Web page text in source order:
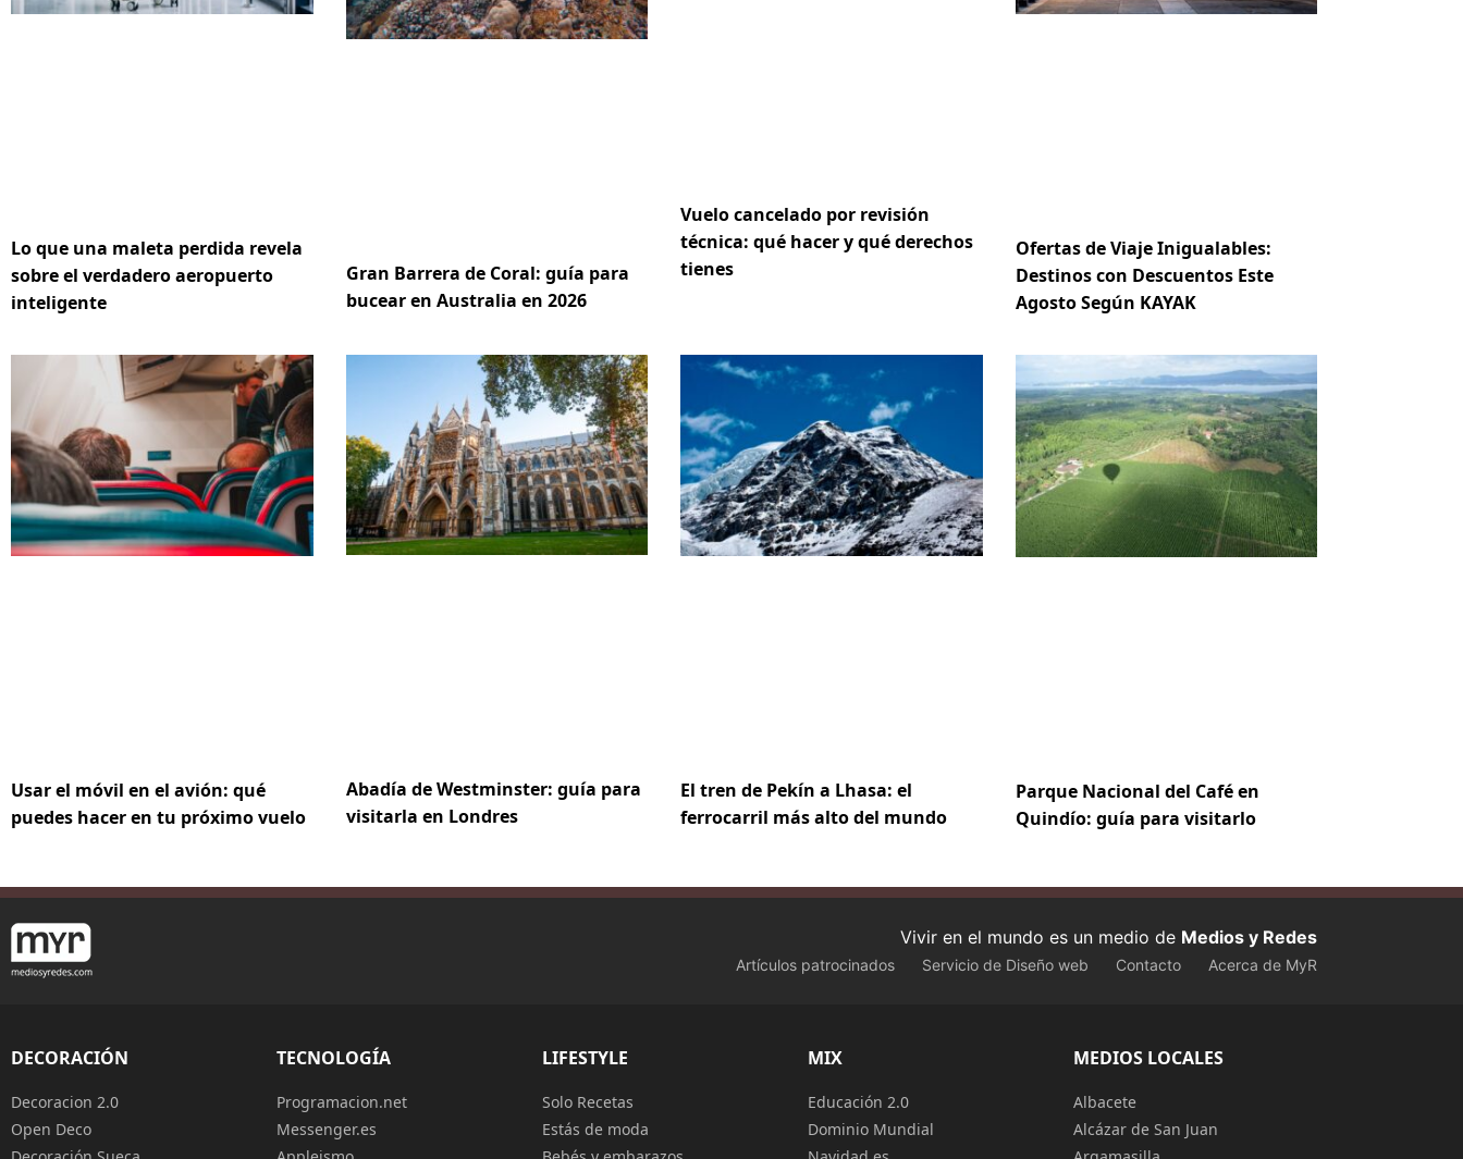
Lo que una maleta perdida revela
sobre el verdadero aeropuerto
inteligente
Gran Barrera de Coral: guía para
bucear en Australia en 2026
Vuelo cancelado por revisión
técnica: qué hacer y qué derechos
tienes
Ofertas de Viaje Inigualables:
Destinos con Descuentos Este
Agosto Según KAYAK
Usar el móvil en el avión: qué
puedes hacer en tu próximo vuelo
Abadía de Westminster: guía para
visitarla en Londres
El tren de Pekín a Lhasa: el
ferrocarril más alto del mundo
Parque Nacional del Café en
Quindío: guía para visitarlo
Vivir en el mundo es un medio de Medios y Redes
Artículos patrocinados Servicio de Diseño web Contacto Acerca de MyR
DECORACIÓN
Decoracion 2.0
Open Deco
TECNOLOGÍA
Programacion.net
Messenger.es
LIFESTYLE
Solo Recetas
Estás de moda
MIX
Educación 2.0
Dominio Mundial
MEDIOS LOCALES
Albacete
Alcázar de San Juan